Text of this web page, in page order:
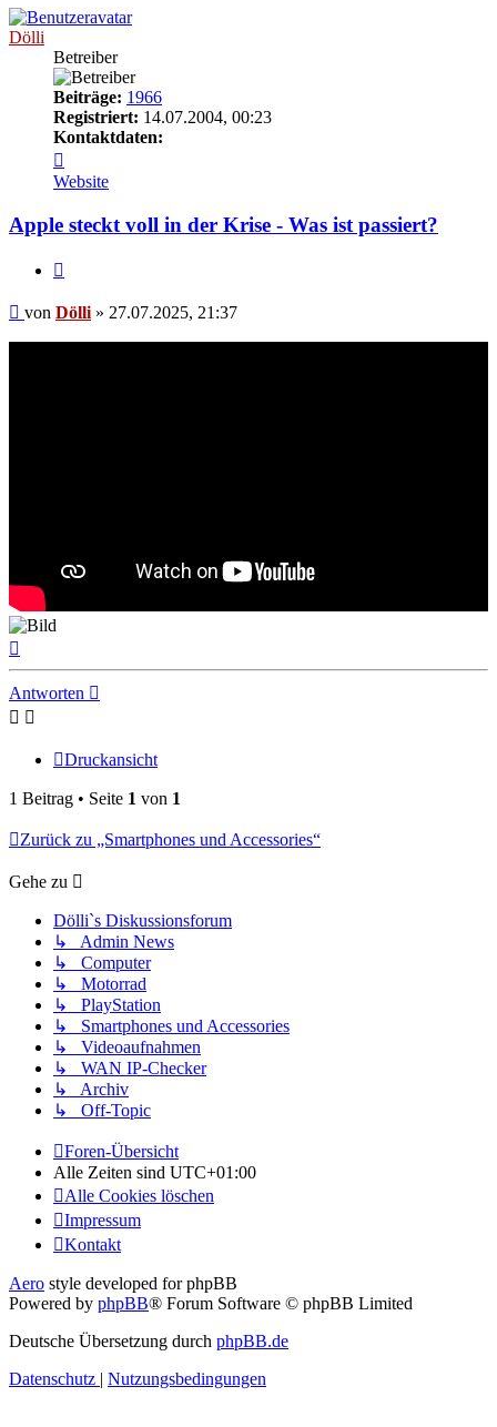
Dölli
Betreiber
Beiträge: 1966
Registriert: 14.07.2004, 00:23
Kontaktdaten:
von
Dölli
Website
Apple steckt voll in der Krise - Was ist passiert?
Beitrag
von Dölli » 27.07.2025, 21:37
Antworten
Druckansicht
1 Beitrag • Seite 1 von 1
Zurück zu „Smartphones und Accessories“
Gehe zu
Dölli`s Diskussionsforum
↳ Admin News
↳ Computer
↳ Motorrad
↳ PlayStation
↳ Smartphones und Accessories
↳ Videoaufnahmen
↳ WAN IP-Checker
↳ Archiv
↳ Off-Topic
Foren-Übersicht
Alle Zeiten sind UTC+01:00
Alle Cookies löschen
Impressum
Kontakt
Aero style developed for phpBB
Powered by phpBB® Forum Software © phpBB Limited
Deutsche Übersetzung durch phpBB.de
Datenschutz | Nutzungsbedingungen